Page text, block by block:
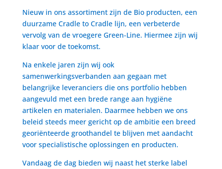
Nieuw in ons assortiment zijn de Bio producten, een
duurzame Cradle to Cradle lijn, een verbeterde
vervolg van de vroegere Green-Line. Hiermee zijn wij
klaar voor de toekomst.
Na enkele jaren zijn wij ook
samenwerkingsverbanden aan gegaan met
belangrijke leveranciers die ons portfolio hebben
aangevuld met een brede range aan hygiëne
artikelen en materialen. Daarmee hebben we ons
beleid steeds meer gericht op de ambitie een breed
georiënteerde groothandel te blijven met aandacht
voor specialistische oplossingen en producten.
Vandaag de dag bieden wij naast het sterke label